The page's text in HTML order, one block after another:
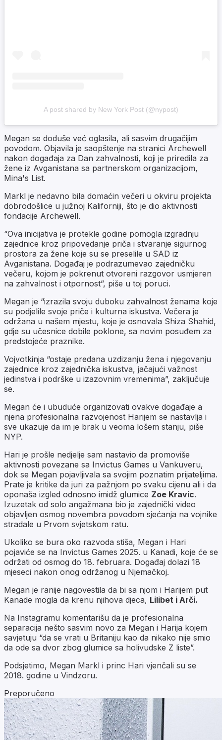
A post shared by New York Post (@nypost)
Megan se doduše već oglasila, ali sasvim drugačijim
povodom. Objavila je saopštenje na stranici Archewell
nakon događaja za Dan zahvalnosti, koji je priredila za
žene iz Avganistana sa partnerskom organizacijom,
Mina's List.
Markl je nedavno bila domaćin večeri u okviru projekta
dobrodošlice u južnoj Kaliforniji, što je dio aktivnosti
fondacije Archewell.
“Ova inicijativa je protekle godine pomogla izgradnju
zajednice kroz pripovedanje priča i stvaranje sigurnog
prostora za žene koje su se preselile u SAD iz
Avganistana. Događaj je podrazumevao zajedničku
večeru, kojom je pokrenut otvoreni razgovor usmjeren
na zahvalnost i otpornost”, piše u toj poruci.
Megan je “izrazila svoju duboku zahvalnost ženama koje
su podjelile svoje priče i kulturna iskustva. Večera je
održana u našem mjestu, koje je osnovala Shiza Shahid,
gdje su učesnice dobile poklone, sa novim posuđem za
predstojeće praznike.
Vojvotkinja “ostaje predana uzdizanju žena i njegovanju
zajednice kroz zajednička iskustva, jačajući važnost
jedinstva i podrške u izazovnim vremenima”, zaključuje
se.
Megan će i ubuduće organizovati ovakve događaje a
njena profesionalna razvojenost Harijem se nastavlja i
sve ukazuje da im je brak u veoma lošem stanju, piše
NYP.
Hari je prošle nedjelje sam nastavio da promoviše
aktivnosti povezane sa Invictus Games u Vankuveru,
dok se Megan pojavljivala sa svojim poznatim prijateljima.
Prate je kritike da juri za pažnjom po svaku cijenu ali i da
oponaša izgled odnosno imidž glumice Zoe Kravic.
Izuzetak od solo angažmana bio je zajednički video
objavljen osmog novembra povodom sjećanja na vojnike
stradale u Prvom svjetskom ratu.
Ukoliko se bura oko razvoda stiša, Megan i Hari
pojaviće se na Invictus Games 2025. u Kanadi, koje će se
održati od osmog do 18. februara. Događaj dolazi 18
mjeseci nakon onog održanog u Njemačkoj.
Megan je ranije nagovestila da bi sa njom i Harijem put
Kanade mogla da krenu njihova djeca, Lilibet i Arči.
Na Instagramu komentarišu da je profesionalna
separacija nešto sasvim novo za Megan i Harija kojem
savjetuju “da se vrati u Britaniju kao da nikako nije smio
da ode sa dvor zbog glumice sa holivudske Z liste”.
Podsjetimo, Megan Markl i princ Hari vjenčali su se
2018. godine u Vindzoru.
Preporučeno